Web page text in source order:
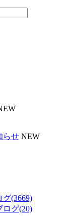
らせ NEW
グ(3669)
ログ(20)